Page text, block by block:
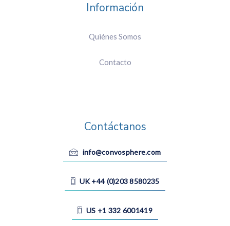
Información
Quiénes Somos
Contacto
Contáctanos
info@convosphere.com
UK +44 (0)203 8580235
US +1 332 6001419